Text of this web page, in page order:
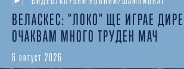
ВЕЛАСКЕС: "ЛОКО" ЩЕ ИГРАЕ
ОЧАКВАМ МНОГО ТРУДЕН МАЧ
6 август 2026